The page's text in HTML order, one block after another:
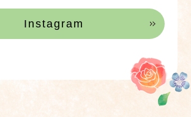
Instagram